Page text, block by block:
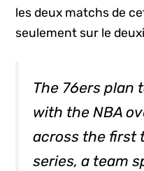
les deux matchs de
seulement sur le
The 76ers plan
with the NBA
across the first
series, a team